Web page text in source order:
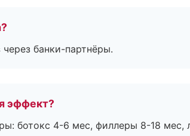
банки-партнёры.
эффект?
ботокс 4-6 мес, филлеры 8-18 мес,